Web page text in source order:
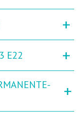
+
E22 +
+